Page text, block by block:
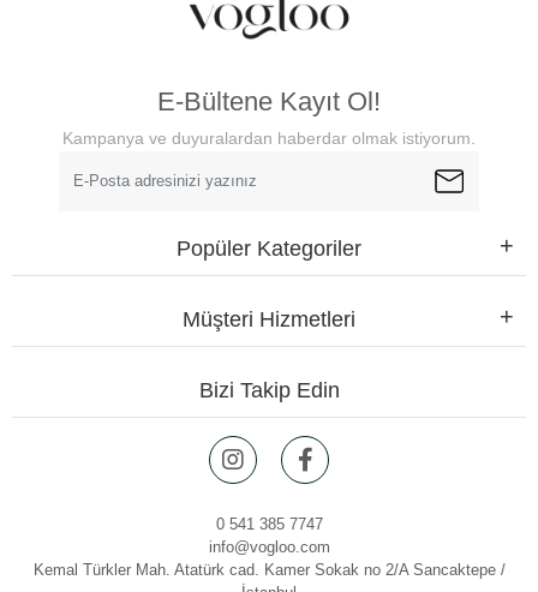
E-Bültene Kayıt Ol!
Kampanya ve duyuralardan haberdar olmak istiyorum.
Popüler Kategoriler
Müşteri Hizmetleri
Bizi Takip Edin
0 541 385 7747
info@vogloo.com
Kemal Türkler Mah. Atatürk cad. Kamer Sokak no 2/A Sancaktepe /